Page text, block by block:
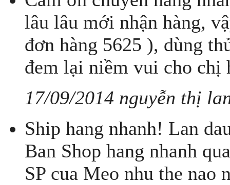
lâu lâu mới nhận hàng,
đơn hàng 5625 ), dùng
đem lại niềm vui cho chị
17/09/2014 nguyễn thị
Ship hang nhanh! Lan
Ban Shop hang nhanh
SP cua Meo nhu the nao